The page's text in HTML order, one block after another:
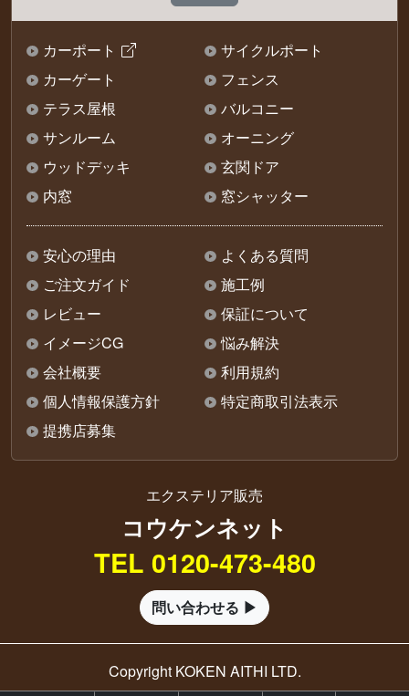
カーポート
サイクルポート
カーゲート
フェンス
テラス屋根
バルコニー
サンルーム
オーニング
ウッドデッキ
玄関ドア
内窓
窓シャッター
安心の理由
よくある質問
ご注文ガイド
施工例
レビュー
保証について
イメージCG
悩み解決
会社概要
利用規約
個人情報保護方針
特定商取引法表示
提携店募集
エクステリア販売
コウケンネット
TEL 0120-473-480
問い合わせる ▶
Copyright KOKEN AITHI LTD.